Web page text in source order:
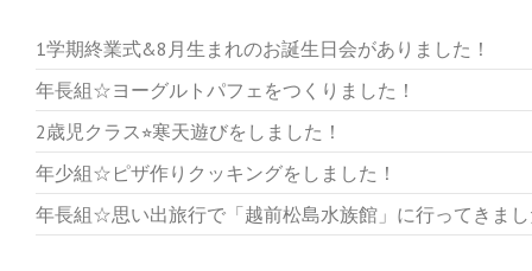
1学期終業式&8月生まれのお誕生日会がありました！
年長組☆ヨーグルトパフェをつくりました！
2歳児クラス⭐︎寒天遊びをしました！
年少組☆ピザ作りクッキングをしました！
年長組☆思い出旅行で「越前松島水族館」に行ってきま